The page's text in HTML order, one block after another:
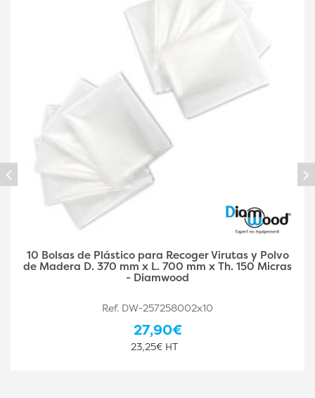
10 Bolsas de Plástico para Recoger Virutas y Polvo
de Madera D. 500 mm x L. 1400 mm x Th. 150
Micras - Diamwood
Ref. DW-257258003x10
44,10€
36,75€ HT